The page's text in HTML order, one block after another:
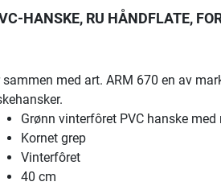
HANSKE, RU HÅNDFLATE,
sammen med art. ARM 670 en av
Grønn vinterfôret PVC hanske
Kornet grep
Vinterfôret
40 cm